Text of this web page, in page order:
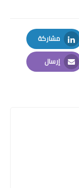
مشاركة
LinkedIn
إرسال
Email